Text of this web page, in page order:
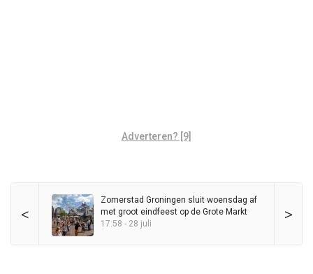
Adverteren? [9]
< >
Zomerstad Groningen sluit woensdag af
met groot eindfeest op de Grote Markt
17:58 - 28 juli